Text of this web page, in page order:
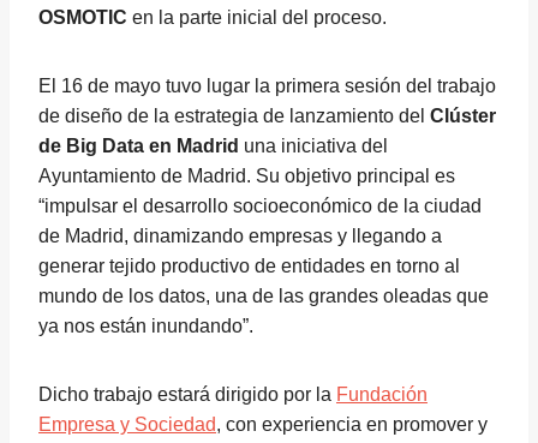
OSMOTIC en la parte inicial del proceso.
El 16 de mayo tuvo lugar la primera sesión del trabajo
de diseño de la estrategia de lanzamiento del Clúster
de Big Data en Madrid una iniciativa del
Ayuntamiento de Madrid. Su objetivo principal es
“impulsar el desarrollo socioeconómico de la ciudad
de Madrid, dinamizando empresas y llegando a
generar tejido productivo de entidades en torno al
mundo de los datos, una de las grandes oleadas que
ya nos están inundando”.
Dicho trabajo estará dirigido por la Fundación
Empresa y Sociedad, con experiencia en promover y